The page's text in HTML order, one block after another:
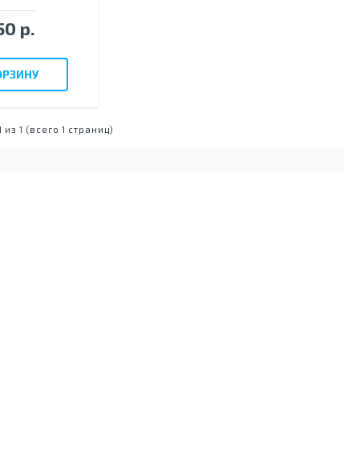
р.
из 1 (всего 1 страниц)